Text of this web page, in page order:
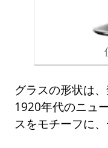
グラスの形状は
1920年代のニュ
スをモチーフに